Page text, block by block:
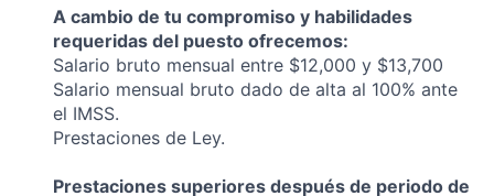
A cambio de tu compromiso y habilidades
requeridas del puesto ofrecemos:
Salario bruto mensual entre $12,000 y $13,700
Salario mensual bruto dado de alta al 100% ante
el IMSS.
Prestaciones de Ley.
Prestaciones superiores después de periodo de